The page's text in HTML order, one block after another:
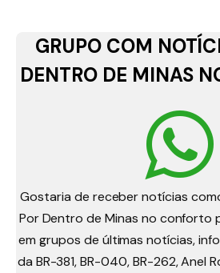
GRUPO COM
DENTRO DE MINAS
Gostaria de receber notícias
Por Dentro de Minas no conforto
em grupos de últimas notícias,
da BR-381, BR-040, BR-262, Anel